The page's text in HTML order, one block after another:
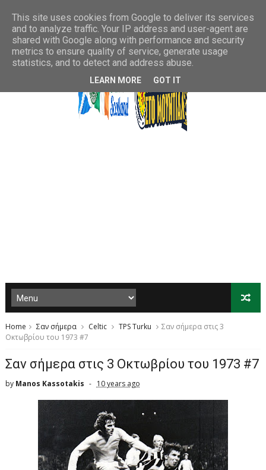
Home Σαν σήμερα Celtic TPS Turku
Σαν σήμερα στις 3
Οκτωβρίου του 1973 #7
Σαν σήμερα στις 3 Οκτωβρίου του 1973 #7
by Manos Kassotakis 10 years ago
This site uses cookies from Google to deliver its services
and to analyze traffic. Your IP address and user-agent are
shared with Google along with performance and security
metrics to ensure quality of service, generate usage
statistics, and to detect and address abuse.
LEARN MORE GOT IT